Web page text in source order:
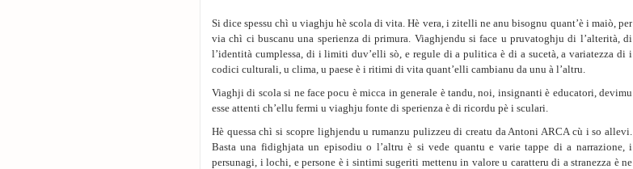
Si dice spessu chì u viaghju hè scola di vita. Hè vera, i zitelli ne anu bisognu quant’è i maiò, per
via chì ci buscanu una sperienza di primura. Viaghjendu si face u pruvatoghju di l’alterità, di
l’identità cumplessa, di i limiti duv’elli sò, e regule di a pulitica è di a sucetà, a variatezza di i
codici culturali, u clima, u paese è i ritimi di vita quant’elli cambianu da unu à l’altru.
Viaghji di scola si ne face pocu è micca in generale è tandu, noi, insignanti è educatori, devimu
esse attenti ch’ellu fermi u viaghju fonte di sperienza è di ricordu pè i sculari.
Hè quessa chì si scopre lighjendu u rumanzu pulizzeu di creatu da Antoni ARCA cù i so allevi.
Basta una fidighjata un episodiu o l’altru è si vede quantu e varie tappe di a narrazione, i
persunagi, i lochi, e persone è i sintimi sugeriti mettenu in valore u caratteru di a stranezza è ne